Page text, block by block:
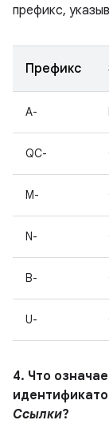
префикс,
Префикс
A-
QC-
M-
N-
B-
U-
4. Что
Ссылки?